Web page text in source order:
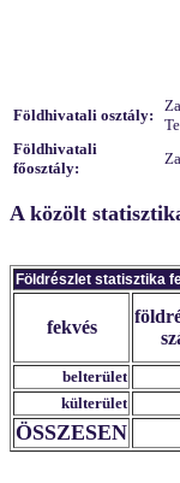
Földhivatali osztály:
Földhivatali
főosztály:
A közölt
Földrészlet statisztika
fekvés
belterület
külterület
ÖSSZESEN